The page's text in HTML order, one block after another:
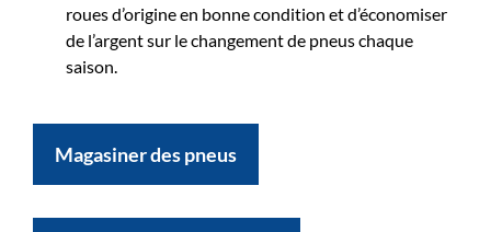
roues d’origine en bonne condition et d’économiser
de l’argent sur le changement de pneus chaque
saison.
Magasiner des pneus